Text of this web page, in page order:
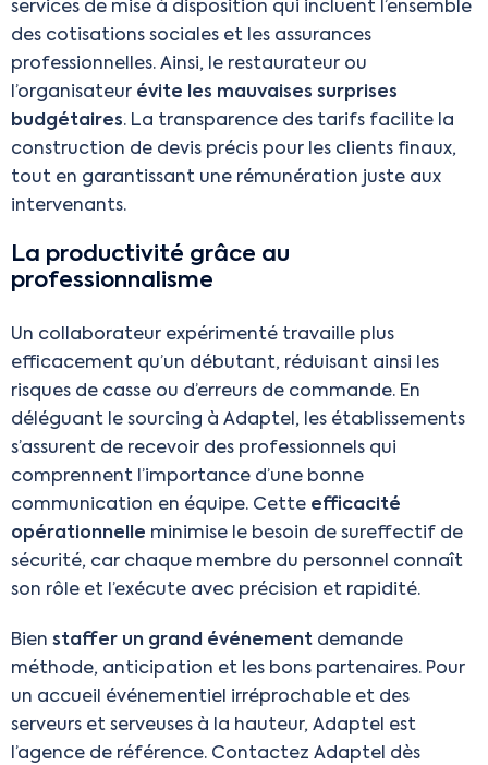
services de mise à disposition qui incluent l’ensemble
des cotisations sociales et les assurances
professionnelles. Ainsi, le restaurateur ou
l’organisateur évite les mauvaises surprises
budgétaires. La transparence des tarifs facilite la
construction de devis précis pour les clients finaux,
tout en garantissant une rémunération juste aux
intervenants.
La productivité grâce au
professionnalisme
Un collaborateur expérimenté travaille plus
efficacement qu’un débutant, réduisant ainsi les
risques de casse ou d’erreurs de commande. En
déléguant le sourcing à Adaptel, les établissements
s’assurent de recevoir des professionnels qui
comprennent l’importance d’une bonne
communication en équipe. Cette efficacité
opérationnelle minimise le besoin de sureffectif de
sécurité, car chaque membre du personnel connaît
son rôle et l’exécute avec précision et rapidité.
Bien staffer un grand événement demande
méthode, anticipation et les bons partenaires. Pour
un accueil événementiel irréprochable et des
serveurs et serveuses à la hauteur, Adaptel est
l’agence de référence. Contactez Adaptel dès